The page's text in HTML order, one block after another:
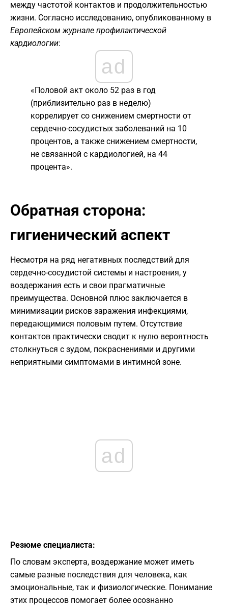
между частотой контактов и продолжительностью
жизни. Согласно исследованию, опубликованному в
Европейском журнале профилактической
кардиологии:
ad
​«Половой акт около 52 раз в год
(приблизительно раз в неделю)
коррелирует со снижением смертности от
сердечно-сосудистых заболеваний на 10
процентов, а также снижением смертности,
не связанной с кардиологией, на 44
процента».
​Обратная сторона:
гигиенический аспект
​Несмотря на ряд негативных последствий для
сердечно-сосудистой системы и настроения, у
воздержания есть и свои прагматичные
преимущества. Основной плюс заключается в
минимизации рисков заражения инфекциями,
передающимися половым путем. Отсутствие
контактов практически сводит к нулю вероятность
столкнуться с зудом, покраснениями и другими
неприятными симптомами в интимной зоне.
ad
Резюме специалиста:
По словам эксперта, воздержание может иметь
самые разные последствия для человека, как
эмоциональные, так и физиологические. Понимание
этих процессов помогает более осознанно